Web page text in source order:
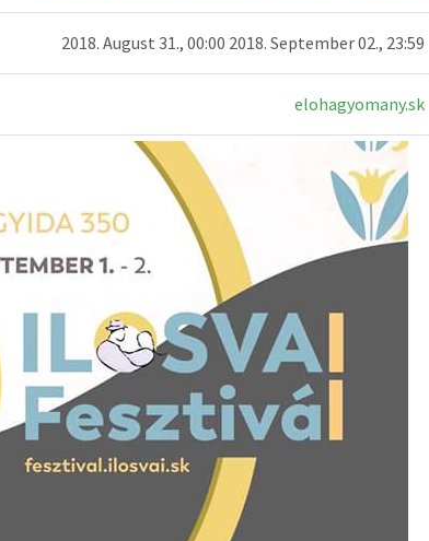
2018. August 31., 00:00 2018. September 02., 23:59
elohagyomany.sk